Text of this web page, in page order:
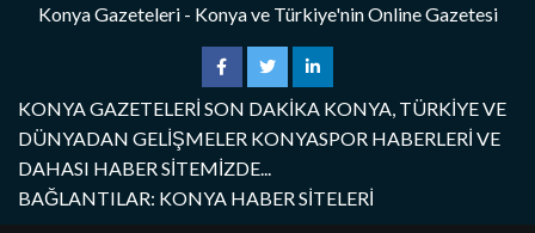
Konya Gazeteleri - Konya ve Türkiye'nin Online Gazetesi
KONYA GAZETELERİ SON DAKİKA KONYA, TÜRKİYE VE
DÜNYADAN GELİŞMELER KONYASPOR HABERLERİ VE
DAHASI HABER SİTEMİZDE...
BAĞLANTILAR: KONYA HABER SİTELERİ